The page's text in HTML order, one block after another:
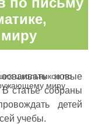
школьников по
миру
новые
статье собраны
детей
учебы.